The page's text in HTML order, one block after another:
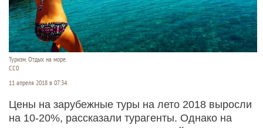
Туризм. Отдых на море.
СС0
11 апреля 2018 в 07:34
Цены на зарубежные туры на лето 2018 выросли
на 10-20%, рассказали турагенты. Однако на